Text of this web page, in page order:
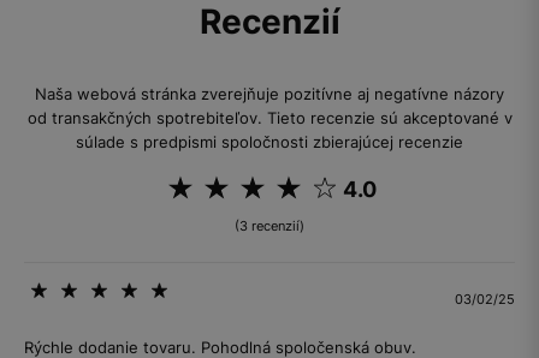
Recenzií
Naša webová stránka zverejňuje pozitívne aj negatívne názory
od transakčných spotrebiteľov. Tieto recenzie sú akceptované v
súlade s predpismi spoločnosti zbierajúcej recenzie
4.0
(3 recenzií)
03/02/25
Rýchle dodanie tovaru. Pohodlná spoločenská obuv.